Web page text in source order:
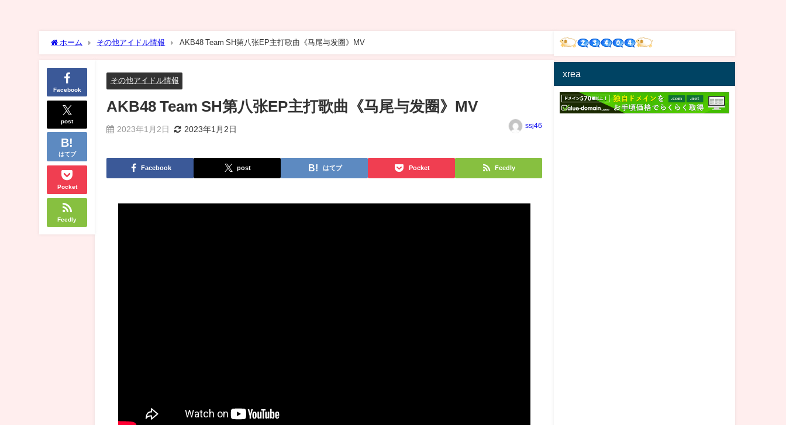
ホーム その他アイドル情報 AKB48 Team SH第八张EP主打歌曲《马尾与发圈》MV
Facebook
post
はてブ
Pocket
Feedly
その他アイドル情報
AKB48 Team SH第八张EP主打歌曲《马尾与发圈》MV
2023年1月2日 2023年1月2日 ssj46
Facebook post はてブ Pocket Feedly
xrea